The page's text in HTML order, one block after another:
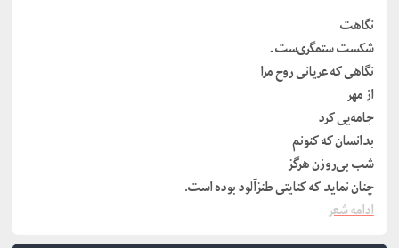
نگاهت
شکست ستمگری‌ست ــ
نگاهی که عریانی روح مرا
از مهر
جامه‌یی کرد
بدانسان که کنونم
شب بی‌روزن هرگز
چنان نماید که کنایتی طنزآلود بوده است.
ادامه شعر